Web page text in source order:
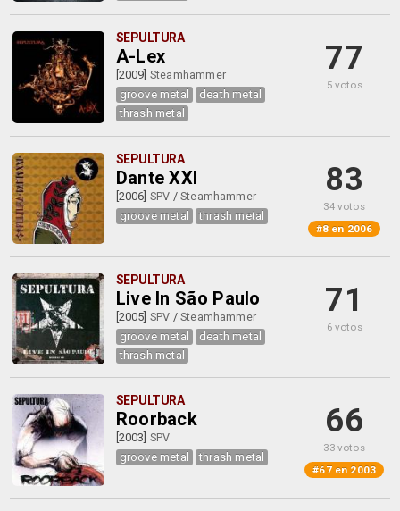
SEPULTURA
A-Lex
[2009] Steamhammer
groove metal
death metal
thrash metal
77
5 votos
SEPULTURA
Dante XXI
[2006] SPV / Steamhammer
groove metal
thrash metal
83
34 votos
#8 en 2006
SEPULTURA
Live In São Paulo
[2005] SPV / Steamhammer
groove metal
death metal
thrash metal
71
6 votos
SEPULTURA
Roorback
[2003] SPV
groove metal
thrash metal
66
33 votos
#67 en 2003